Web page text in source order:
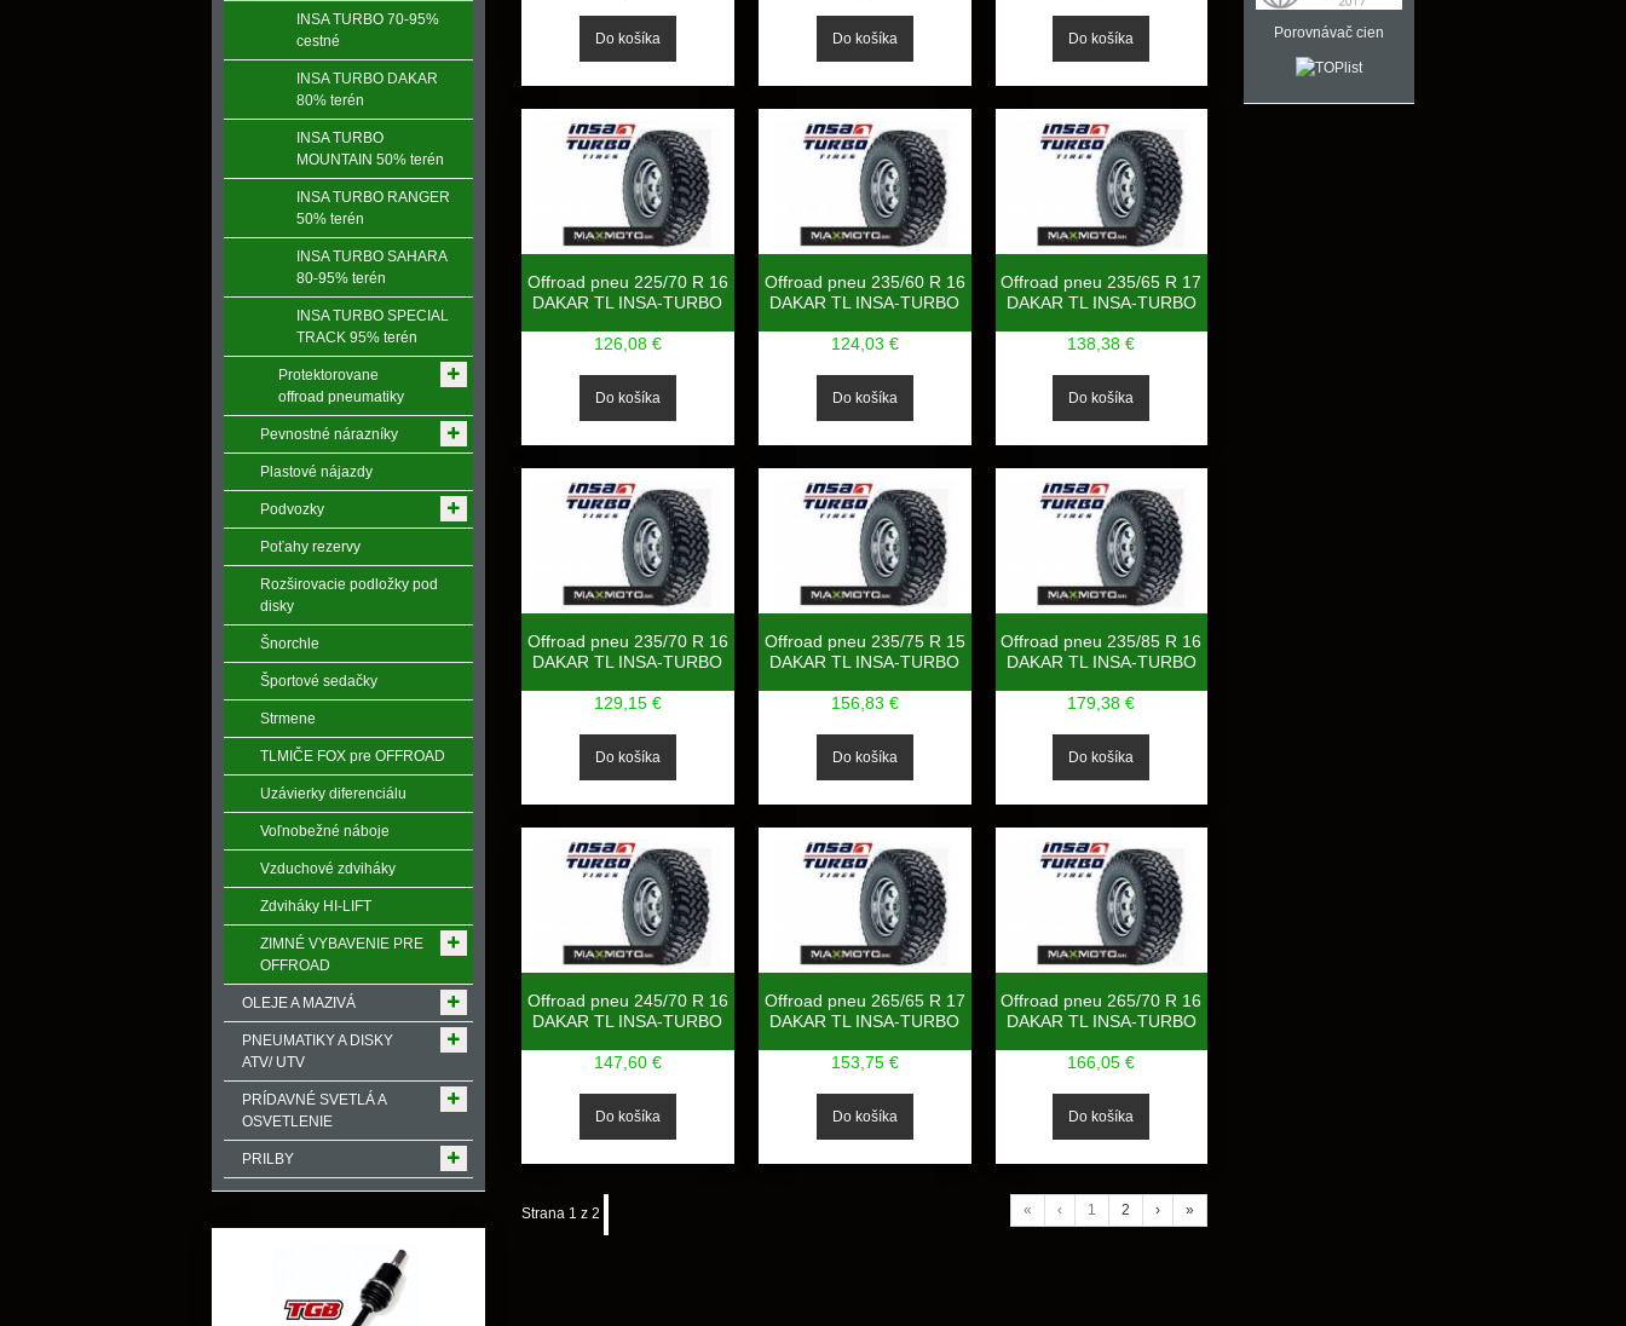
Offroad pneu 225/70 R 16
DAKAR TL INSA-TURBO
126,08 €
Offroad pneu 235/60 R 16
DAKAR TL INSA-TURBO
124,03 €
Offroad pneu 235/65 R 17
DAKAR TL INSA-TURBO
138,38 €
Offroad pneu 235/70 R 16
DAKAR TL INSA-TURBO
129,15 €
Offroad pneu 235/75 R 15
DAKAR TL INSA-TURBO
156,83 €
Offroad pneu 235/85 R 16
DAKAR TL INSA-TURBO
179,38 €
Offroad pneu 245/70 R 16
DAKAR TL INSA-TURBO
147,60 €
Offroad pneu 265/65 R 17
DAKAR TL INSA-TURBO
153,75 €
Offroad pneu 265/70 R 16
DAKAR TL INSA-TURBO
166,05 €
Strana 1 z 2 « ‹ 1 2 › »
INSA TURBO 70-95%
cestné
INSA TURBO DAKAR
80% terén
INSA TURBO
MOUNTAIN 50% terén
INSA TURBO RANGER
50% terén
INSA TURBO SAHARA
80-95% terén
INSA TURBO SPECIAL
TRACK 95% terén
Protektorovane
offroad pneumatiky
Pevnostné nárazníky
Plastové nájazdy
Podvozky
Poťahy rezervy
Rozširovacie podložky pod
disky
Šnorchle
Športové sedačky
Strmene
TLMIČE FOX pre OFFROAD
Uzávierky diferenciálu
Voľnobežné náboje
Vzduchové zdviháky
Zdviháky HI-LIFT
ZIMNÉ VYBAVENIE PRE
OFFROAD
OLEJE A MAZIVÁ
PNEUMATIKY A DISKY
ATV/ UTV
PRÍDAVNÉ SVETLÁ A
OSVETLENIE
PRILBY
Porovnávač cien